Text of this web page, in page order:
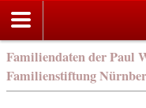
Familiendaten der Paul
Familienstiftung